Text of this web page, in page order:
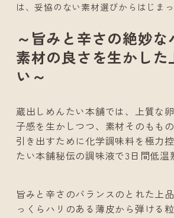
は、妥協のない素材選びからはじまっ
～旨みと辛さの絶妙
素材の良さを生かした
い～
蔵出しめんたい本舗では、上質な
子感を生かしつつ、素材そのもも
引き出すために化学調味料を極力
たい本舗秘伝の調味液で3日間低温
旨みと辛さのバランスのとれた上
っくらハリのある薄皮から弾ける